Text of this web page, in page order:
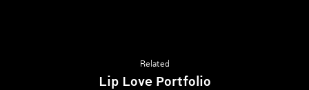
Related
Lip Love Portfolio